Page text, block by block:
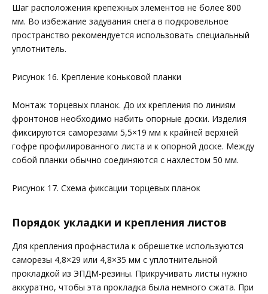
Шаг расположения крепежных элементов не более 800
мм. Во избежание задувания снега в подкровельное
пространство рекомендуется использовать специальный
уплотнитель.
Рисунок 16. Крепление коньковой планки
Монтаж торцевых планок. До их крепления по линиям
фронтонов необходимо набить опорные доски. Изделия
фиксируются саморезами 5,5×19 мм к крайней верхней
гофре профилированного листа и к опорной доске. Между
собой планки обычно соединяются с нахлестом 50 мм.
Рисунок 17. Схема фиксации торцевых планок
Порядок укладки и крепления листов
Для крепления профнастила к обрешетке используются
саморезы 4,8×29 или 4,8×35 мм с уплотнительной
прокладкой из ЭПДМ-резины. Прикручивать листы нужно
аккуратно, чтобы эта прокладка была немного сжата. При